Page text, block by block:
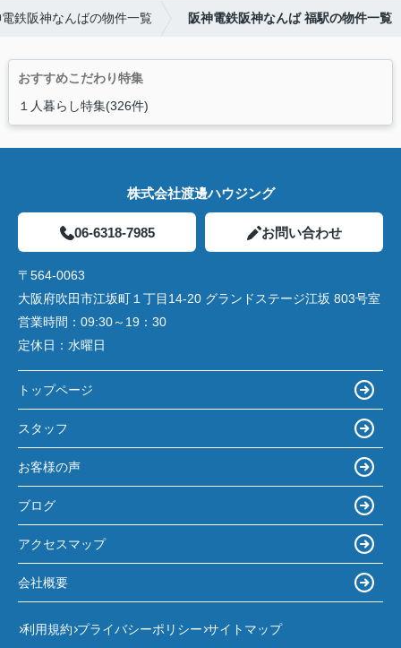
鉄阪神なんばの物件一覧 阪神電鉄阪神なんば 福駅の物件一覧
おすすめこだわり特集
１人暮らし特集(326件)
株式会社渡邊ハウジング
06-6318-7985 お問い合わせ
〒564-0063
大阪府吹田市江坂町１丁目14‐20 グランドステージ江坂 803号室
営業時間： 09:30～19：30
定休日： 水曜日
トップページ
スタッフ
お客様の声
ブログ
アクセスマップ
会社概要
利用規約 プライバシーポリシー サイトマップ